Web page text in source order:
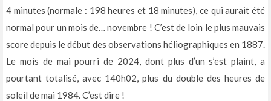
4 minutes (normale : 198 heures et 18 minutes), ce qui aurait été
normal pour un mois de… novembre ! C’est de loin le plus mauvais
score depuis le début des observations héliographiques en 1887.
Le mois de mai pourri de 2024, dont plus d’un s’est plaint, a
pourtant totalisé, avec 140h02, plus du double des heures de
soleil de mai 1984. C’est dire !